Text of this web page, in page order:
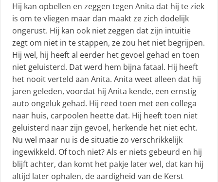
Hij kan opbellen en zeggen tegen Anita dat hij te ziek
is om te vliegen maar dan maakt ze zich dodelijk
ongerust. Hij kan ook niet zeggen dat zijn intuitie
zegt om niet in te stappen, ze zou het niet begrijpen.
Hij wel, hij heeft al eerder het gevoel gehad en toen
niet geluisterd. Dat werd hem bijna fataal. Hij heeft
het nooit verteld aan Anita. Anita weet alleen dat hij
jaren geleden, voordat hij Anita kende, een ernstig
auto ongeluk gehad. Hij reed toen met een collega
naar huis, carpoolen heette dat. Hij heeft toen niet
geluisterd naar zijn gevoel, herkende het niet echt.
Nu wel maar nu is de situatie zo verschrikkelijk
ingewikkeld. Of toch niet? Als er niets gebeurd en hij
blijft achter, dan komt het pakje later wel, dat kan hij
altijd later ophalen, de aardigheid van de Kerst